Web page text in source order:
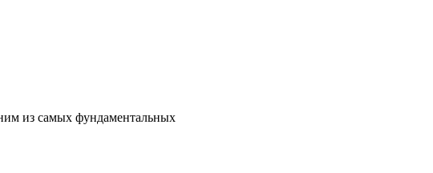
из самых фундаментальных